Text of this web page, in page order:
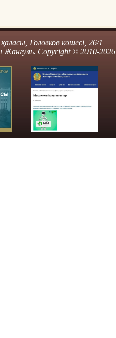
Головков көшесі, 26/1
Жангуль. Copyright © 2010-2026